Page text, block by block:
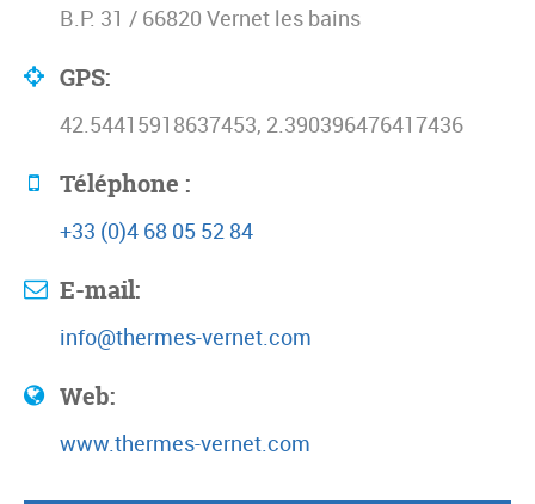
B.P. 31 / 66820 Vernet les bains
GPS:
42.54415918637453, 2.390396476417436
Téléphone :
+33 (0)4 68 05 52 84
E-mail:
info@thermes-vernet.com
Web:
www.thermes-vernet.com